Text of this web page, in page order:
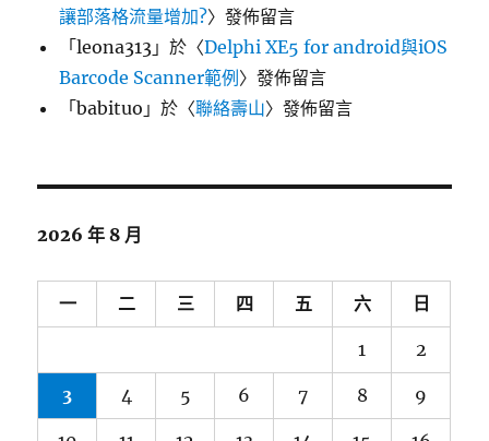
讓部落格流量增加?〉發佈留言
「leona313 」於〈Delphi XE5 for android與iOS
Barcode Scanner範例 〉發佈留言
「babituo 」於〈聯絡壽山〉發佈留言
2026 年 8 月
一 二 三 四 五 六 日
1 2
3 4 5 6 7 8 9